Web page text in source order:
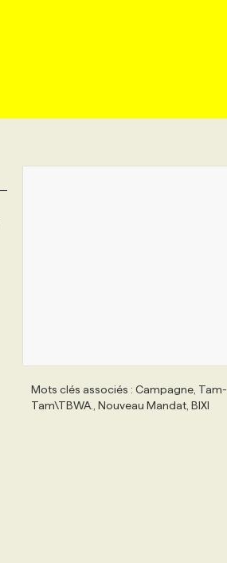
Mots clés associés : Campagne, Tam-
Tam\TBWA., Nouveau Mandat, BIXI